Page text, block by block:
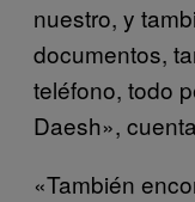
nuestro, y
documentos,
teléfono, todo
Daesh»,
«También